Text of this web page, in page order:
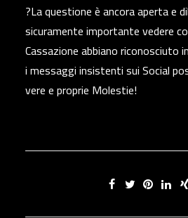
?La questione è ancora aperta e
sicuramente importante vedere
Cassazione abbiano riconosciuto
i messaggi insistenti sui Social
vere e proprie Molestie!